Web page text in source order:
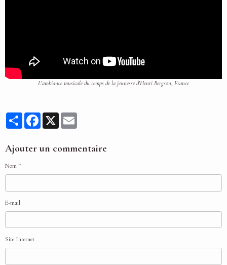
L'ambiance musicale du temps de la jeunesse d'Henri Bergson, France
Partager FacebookX
Ajouter un commentaire
Nom
E-mail
Site Internet